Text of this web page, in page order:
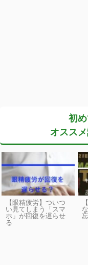
初
オスス
【眼精疲労】ついつ
い見てしまう「スマ
ホ」が回復を遅らせ
る